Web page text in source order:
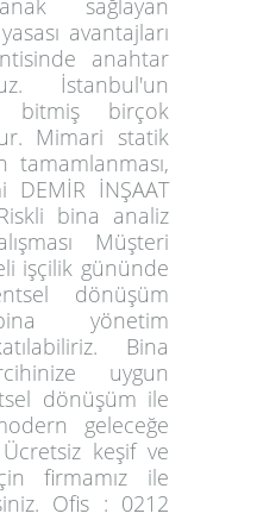
sağlayan
avantajları
anahtar
İstanbul'un
bitmiş birçok
Mimari statik
tamamlanması,
İNŞAAT
bina analiz
Müşteri
işçilik gününde
dönüşüm
yönetim
Bina
uygun
dönüşüm ile
geleceğe
keşif ve
firmamız ile
Ofis : 0212